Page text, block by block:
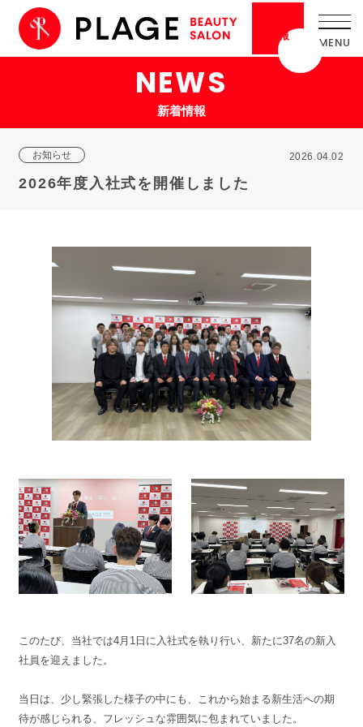
情報
NEWS
新着情報
お知らせ
2026年度入社式を開催しました
2026.04.02
このたび、当社では4月1日に入社式を執り行い、新たに37名の新入
社員を迎えました。
当日は、少し緊張した様子の中にも、これから始まる新生活への期
待が感じられる、フレッシュな雰囲気に包まれていました。